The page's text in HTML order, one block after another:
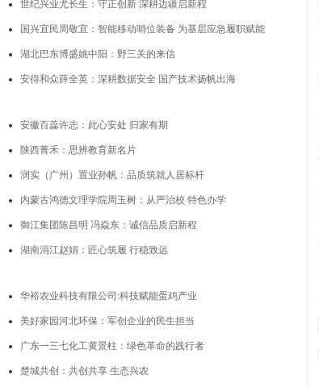
世纪兴业尤长生：守正创新 深耕边疆启新程
国兴宜民周敬宜：智能移动哨位装备 为基层应急履职赋能
湖北巴东博盛姚中阳：野三关的来信
安得和众薛全英：深耕数据安全 国产技术扬帆出海
安徽百蕊许志：此心安处 归家有期
陕西菁禾：思辨教育新名片
润实（广州）置业孙帆：品质筑就人居标杆
内蒙古鸿德文理学院周玉树：从严治校 特色办学
御江集团陈昌明 冯焱东：诚信品质启新程
湖南涓江赵娟：匠心筑履 行稳致远
华裕农业科技有限公司:科技赋能蛋鸡产业
美好家园河北环保：军创企业的民生担当
广东一三七化工黄景柱：绿色革命的践行者
楚城共创：共创共享 生态兴农